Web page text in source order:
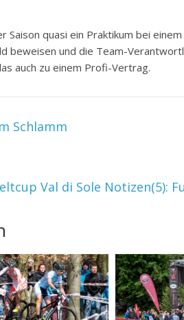
Saison quasi ein Praktikum bei
beweisen und die Team-
auch zu einem Profi-Vertrag.
Schlamm
Val di Sole Notizen(5):